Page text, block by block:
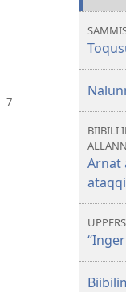
BIIBILI
Arnat